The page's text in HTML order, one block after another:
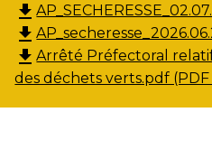
file_download
file_download
file_downloadArrêté Préfectoral
des déchets verts.pdf (PDF